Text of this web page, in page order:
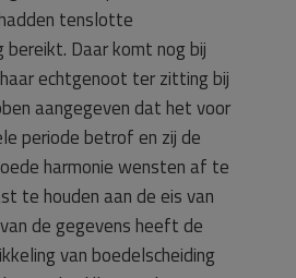
tenslotte
Daar komt nog bij
echtgenoot ter zitting bij
aangegeven dat het voor
periode betrof en zij de
harmonie wensten af te
te houden aan de eis van
de gegevens heeft de
van boedelscheiding